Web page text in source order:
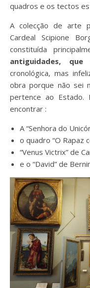
quadros e os tectos
A colecção de arte
Cardeal Scipione
constituída
antiguidades, que
cronológica, mas
obra porque não sei
pertence ao Estado.
encontrar :
A “Senhora do
o quadro “O Rapaz
“Venus Victrix” de
e o “David” de